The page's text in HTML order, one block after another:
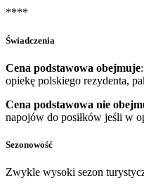
****
Świadczenia
Cena podstawowa obejmuje
opiekę polskiego rezydenta,
Cena podstawowa nie
napojów do posiłków jeśli w
Sezonowość
Zwykle wysoki sezon